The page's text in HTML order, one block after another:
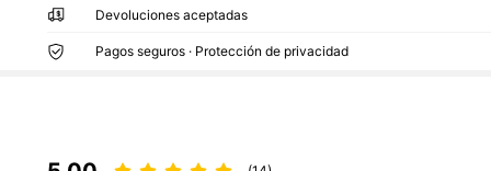
Devoluciones aceptadas
Pagos seguros · Protección de privacidad